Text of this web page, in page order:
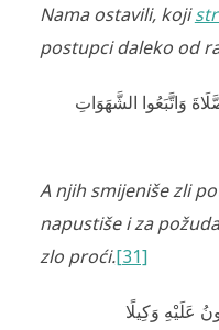
Nama ostavili, koji
postupci daleko od
وَاتَّبَعُوا الشَّهَوَاتِ
A njih smijeniše zli
napustiše i za
zlo proći.[31]
عَلَيْهِ وَكِيلًا